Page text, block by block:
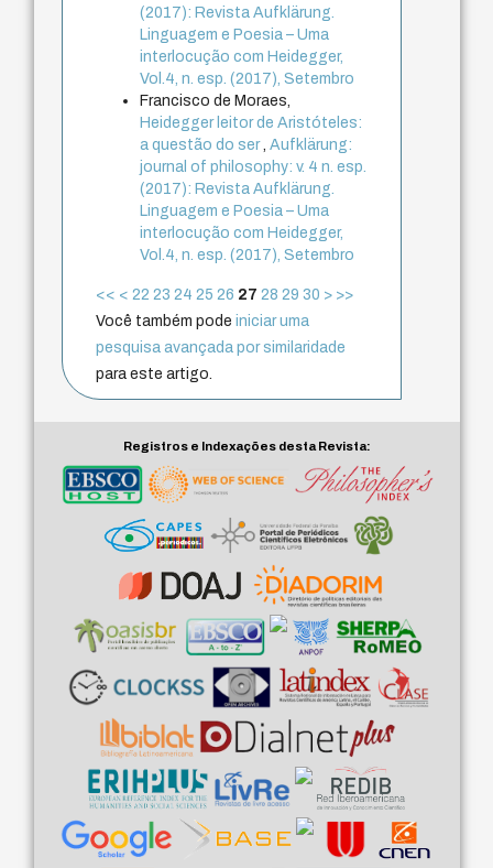
(2017): Revista Aufklärung.
Linguagem e Poesia – Uma
interlocução com Heidegger,
Vol.4, n. esp. (2017), Setembro
Francisco de Moraes,
Heidegger leitor de Aristóteles:
a questão do ser ,Aufklärung:
journal of philosophy: v. 4 n. esp.
(2017): Revista Aufklärung.
Linguagem e Poesia – Uma
interlocução com Heidegger,
Vol.4, n. esp. (2017), Setembro
<< < 22 23 24 25 26 27 28 29 30 > >>
Você também podeiniciar uma
pesquisa avançada por similaridade
para este artigo.
Registros e Indexações desta Revista: